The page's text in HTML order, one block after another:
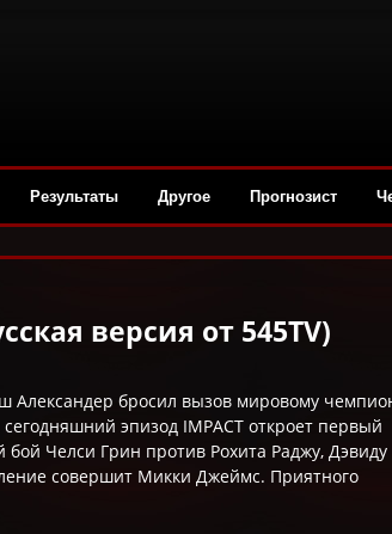
Результаты Другое Прогнозист
версия от 545TV)
Александер бросил вызов мировому
эпизод IMPACT откроет первый
Челси Грин против Рохита Раджу, Дэвиду
совершит Микки Джеймс. Приятного